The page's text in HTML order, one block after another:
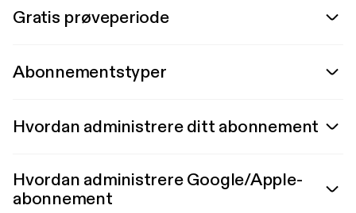
Gratis prøveperiode
Abonnementstyper
Hvordan administrere ditt abonnement
Hvordan administrere Google/Apple-
abonnement